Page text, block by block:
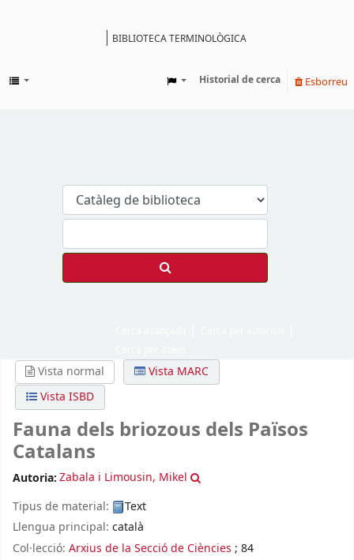
BIBLIOTECA TERMINOLÒGICA
Historial de cerca Esborreu
Vista normal
Vista MARC
Vista ISBD
Fauna dels briozous dels Països
Catalans
Autoria:Zabala i Limousin, Mikel
Tipus de material:
Text
Llengua principal: català
Col·lecció: Arxius de la Secció de Ciències ; 84